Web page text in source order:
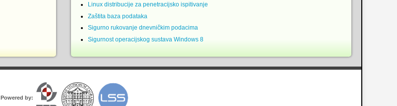
Linux distribucije za penetracijsko ispitivanje
Zaštita baza podataka
Sigurno rukovanje dnevničkim podacima
Sigurnost operacijskog sustava Windows 8
Powered by: